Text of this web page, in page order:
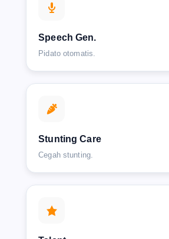
Speech Gen.
Pidato otomatis.
Stunting Care
Cegah stunting.